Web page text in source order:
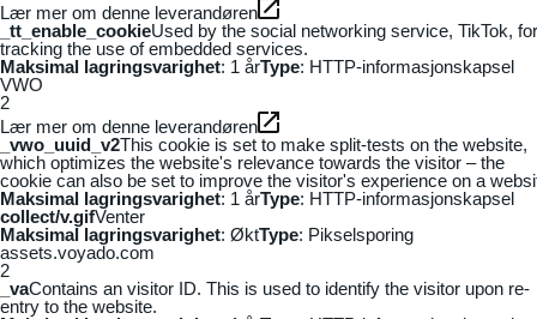
Lær mer om denne leverandøren
_tt_enable_cookieUsed by the social networking service, TikTok, for
tracking the use of embedded services.
Maksimal lagringsvarighet: 1 årType: HTTP-informasjonskapsel
VWO
2
Lær mer om denne leverandøren
_vwo_uuid_v2This cookie is set to make split-tests on the website,
which optimizes the website's relevance towards the visitor – the
cookie can also be set to improve the visitor's experience on a
Maksimal lagringsvarighet: 1 årType: HTTP-informasjonskapsel
collect/v.gifVenter
Maksimal lagringsvarighet: ØktType: Pikselsporing
assets.voyado.com
2
_vaContains an visitor ID. This is used to identify the visitor upon re-
entry to the website.